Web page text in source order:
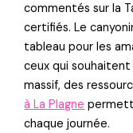
commentés sur la
certifiés. Le
tableau pour les
ceux qui
massif, des
à La Plagne
chaque journée.